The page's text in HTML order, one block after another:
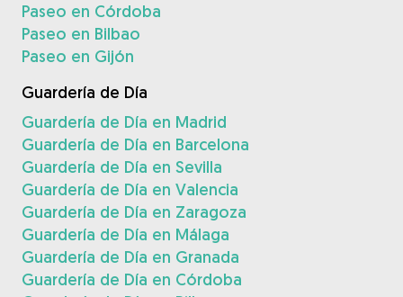
Paseo en Córdoba
Paseo en Bilbao
Paseo en Gijón
Guardería de Día
Guardería de Día en Madrid
Guardería de Día en Barcelona
Guardería de Día en Sevilla
Guardería de Día en Valencia
Guardería de Día en Zaragoza
Guardería de Día en Málaga
Guardería de Día en Granada
Guardería de Día en Córdoba